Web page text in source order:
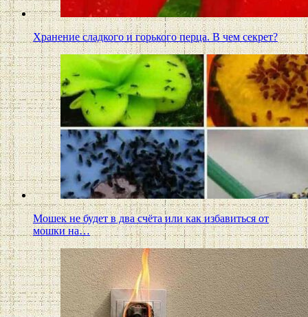
Хранение сладкого и горького перца. В чем секрет?
Мошек не будет в два счёта или как избавиться от
мошки на…